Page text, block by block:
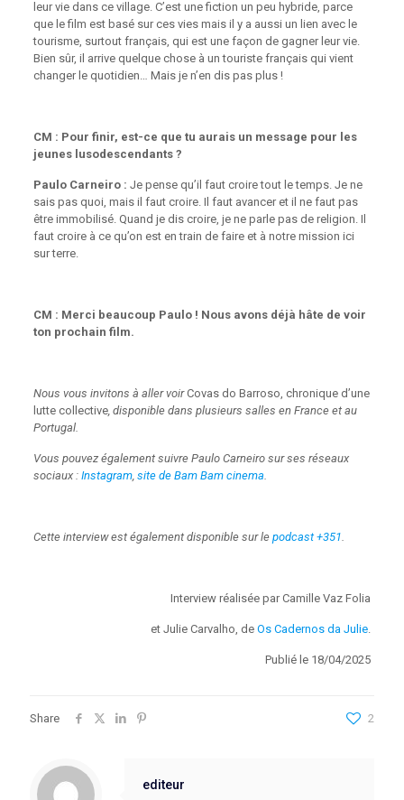
leur vie dans ce village. C’est une fiction un peu hybride, parce
que le film est basé sur ces vies mais il y a aussi un lien avec le
tourisme, surtout français, qui est une façon de gagner leur vie.
Bien sûr, il arrive quelque chose à un touriste français qui vient
changer le quotidien… Mais je n’en dis pas plus !
CM : Pour finir, est-ce que tu aurais un message pour les
jeunes lusodescendants ?
Paulo Carneiro : Je pense qu’il faut croire tout le temps. Je ne
sais pas quoi, mais il faut croire. Il faut avancer et il ne faut pas
être immobilisé. Quand je dis croire, je ne parle pas de religion. Il
faut croire à ce qu’on est en train de faire et à notre mission ici
sur terre.
CM : Merci beaucoup Paulo ! Nous avons déjà hâte de voir
ton prochain film.
Nous vous invitons à aller voirCovas do Barroso, chronique d’une
lutte collective, disponible dans plusieurs salles en France et au
Portugal.
Vous pouvez également suivre Paulo Carneiro sur ses réseaux
sociaux : Instagram, site de Bam Bam cinema
Cette interview est également disponible sur le podcast +351
Interview réalisée par Camille Vaz Folia
et Julie Carvalho, deOs Cadernos da Julie
Publié le 18/04/2025
Share 2
editeur